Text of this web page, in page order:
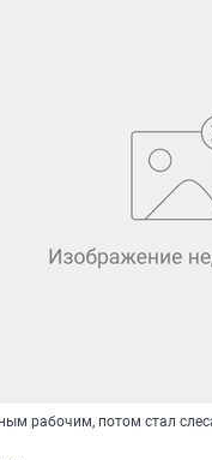
рабочим, потом стал